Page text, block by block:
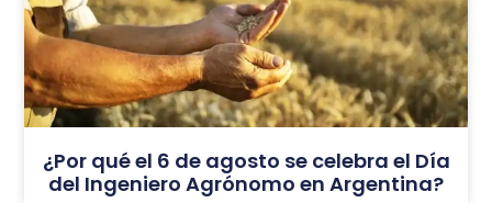
¿Por qué el 6 de agosto se celebra el Día
del Ingeniero Agrónomo en Argentina?